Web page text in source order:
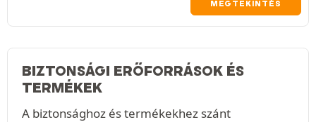
MEGTEKINTÉS
BIZTONSÁGI ERŐFORRÁSOK ÉS
TERMÉKEK
A biztonsághoz és termékekhez szánt